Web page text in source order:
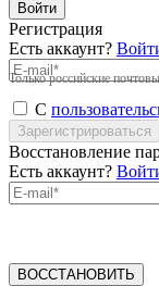
Войти
Регистрация
Есть аккаунт?
Только российские
С
Зарегистрироваться
Восстановление
Есть аккаунт?
ВОССТАНОВИТЬ